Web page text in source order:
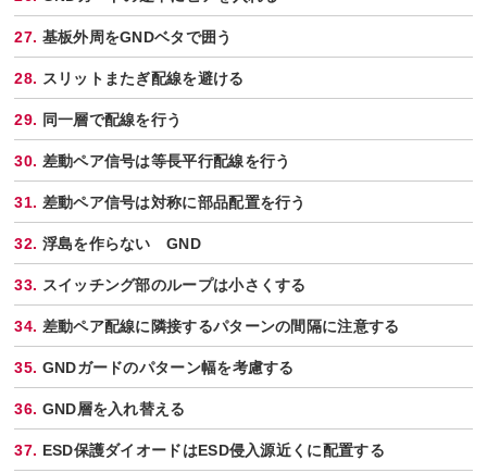
基板外周をGNDベタで囲う
スリットまたぎ配線を避ける
同一層で配線を行う
差動ペア信号は等長平行配線を行う
差動ペア信号は対称に部品配置を行う
浮島を作らない GND
スイッチング部のループは小さくする
差動ペア配線に隣接するパターンの間隔に注意する
GNDガードのパターン幅を考慮する
GND層を入れ替える
ESD保護ダイオードはESD侵入源近くに配置する